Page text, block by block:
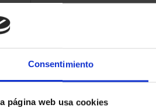
Consentimiento
página web usa cookies
CIUDADES